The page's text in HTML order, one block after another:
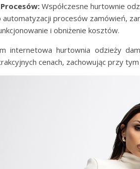
Współczesne hurtownie
procesów zamówień,
i obniżenie kosztów.
internetowa hurtownia odzieży
cenach, zachowując przy